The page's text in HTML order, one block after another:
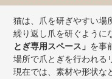
猫は、爪を研ぎやすい場
繰り返し爪を研ぐように
とぎ専用スペース」 を事
場所で爪とぎを行われる
現在では、素材や形状な